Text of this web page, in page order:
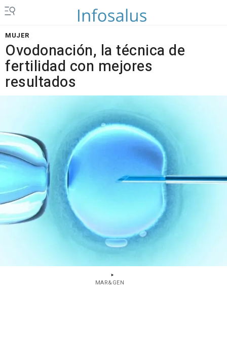
MUJER
Ovodonación, la técnica de
fertilidad con mejores
resultados
MAR&GEN